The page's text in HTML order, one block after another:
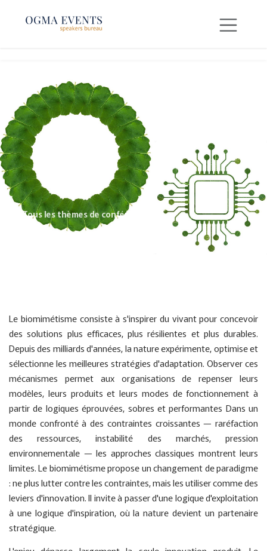
← Tous les thèmes de conférences
Biomimétisme
Le biomimétisme consiste à s'inspirer du vivant pour concevoir
des solutions plus efficaces, plus résilientes et plus durables.
Depuis des milliards d'années, la nature expérimente, optimise et
sélectionne les meilleures stratégies d'adaptation. Observer ces
mécanismes permet aux organisations de repenser leurs
modèles, leurs produits et leurs modes de fonctionnement à
partir de logiques éprouvées, sobres et performantes Dans un
monde confronté à des contraintes croissantes — raréfaction
des ressources, instabilité des marchés, pression
environnementale — les approches classiques montrent leurs
limites. Le biomimétisme propose un changement de paradigme
: ne plus lutter contre les contraintes, mais les utiliser comme des
leviers d'innovation. Il invite à passer d'une logique d'exploitation
à une logique d'inspiration, où la nature devient un partenaire
stratégique.